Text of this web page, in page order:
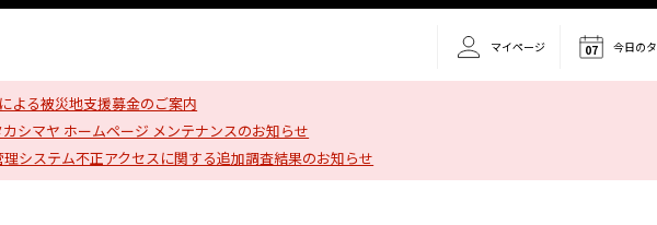
マイページ 07 今日の
よる被災地支援募金のご案内
シマヤ ホームページ メンテナンスのお知らせ
システム不正アクセスに関する追加調査結果のお知らせ